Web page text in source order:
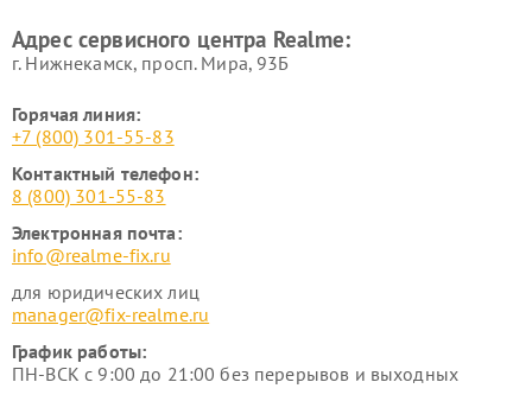
Адрес сервисного центра Realme:
г. Нижнекамск, просп. Мира, 93Б
Горячая линия:
+7 (800) 301-55-83
Контактный телефон:
8 (800) 301-55-83
Электронная почта:
info@realme-fix.ru
для юридических лиц
manager@fix-realme.ru
График работы:
ПН-ВСК с 9:00 до 21:00 без перерывов и выходных